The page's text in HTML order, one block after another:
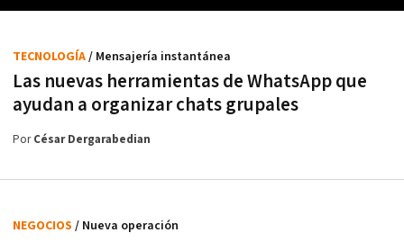
Las nuevas herramientas de WhatsApp que
ayudan a organizar chats grupales
TECNOLOGÍA/ Mensajería instantánea
PorCésar Dergarabedian
NEGOCIOS / Nueva operación